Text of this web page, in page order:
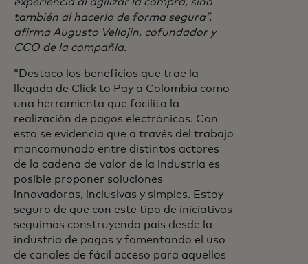
también al hacerlo de forma segura”,
afirma Augusto Vellojin, cofundador y
CCO de la compañía.
“Destaco los beneficios que trae la
llegada de Click to Pay a Colombia como
una herramienta que facilita la
realización de pagos electrónicos. Con
esto se evidencia que a través del trabajo
mancomunado entre distintos actores
de la cadena de valor de la industria es
posible proponer soluciones
innovadoras, inclusivas y simples. Estoy
seguro de que con este tipo de iniciativas
seguimos construyendo país desde la
industria de pagos y fomentando el uso
de canales de fácil acceso para aquellos